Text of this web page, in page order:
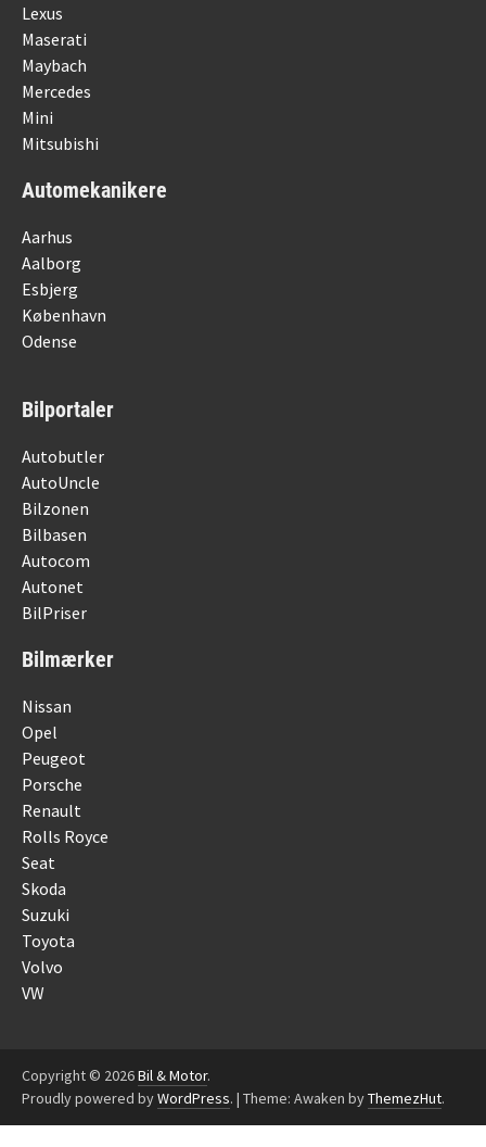
Lexus
Maserati
Maybach
Mercedes
Mini
Mitsubishi
Automekanikere
Aarhus
Aalborg
Esbjerg
København
Odense
Bilportaler
Autobutler
AutoUncle
Bilzonen
Bilbasen
Autocom
Autonet
BilPriser
Bilmærker
Nissan
Opel
Peugeot
Porsche
Renault
Rolls Royce
Seat
Skoda
Suzuki
Toyota
Volvo
VW
Copyright © 2026Bil & Motor.
Proudly powered byWordPress. | Theme: Awaken byThemezHut.